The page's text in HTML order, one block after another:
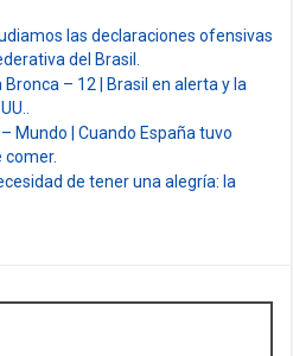
las declaraciones ofensivas
del Brasil.
Bronca – 12 | Brasil en alerta y la
– Mundo | Cuando España tuvo
comer.
de tener una alegría: la